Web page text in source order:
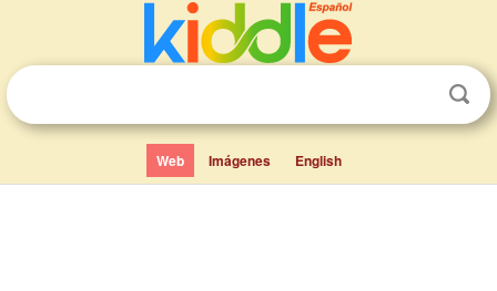
Web Imágenes English